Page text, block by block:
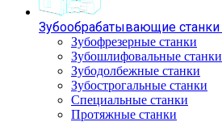
Зубообрабатывающие станки
Зубофрезерные станки
Зубошлифовальные станки
Зубодолбежные станки
Зубострогальные станки
Специальные станки
Протяжные станки